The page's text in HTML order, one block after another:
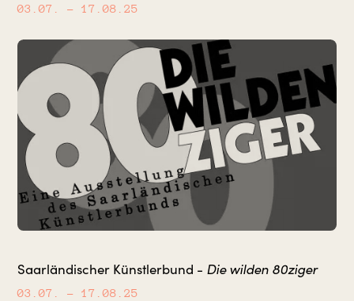
03.07. – 17.08.25
Saarländischer Künstlerbund - Die wilden 80ziger
03.07. – 17.08.25